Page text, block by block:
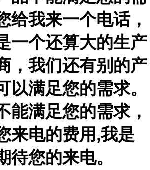
给我来一个电话，
一个还算大的生产
，我们还有别的产
以满足您的需求。
能满足您的需求，
来电的费用 ,我是
待您的来电。